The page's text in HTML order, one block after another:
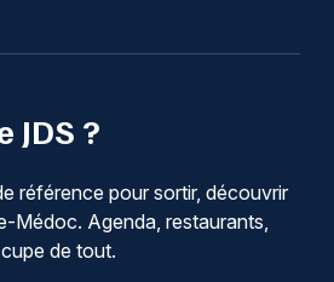
JDS ?
référence pour sortir, découvrir
Médoc. Agenda, restaurants,
de tout.